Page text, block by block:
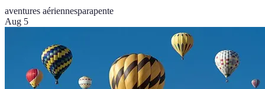
aventures aériennesparapente
Aug 5